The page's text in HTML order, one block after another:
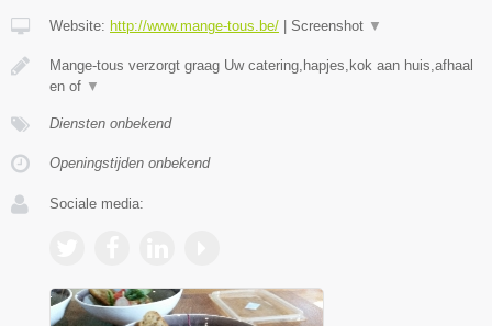
Website: http://www.mange-tous.be/ | Screenshot ▼
Mange-tous verzorgt graag Uw catering,hapjes,kok aan huis,afhaal
en of ▼
Diensten onbekend
Openingstijden onbekend
Sociale media: